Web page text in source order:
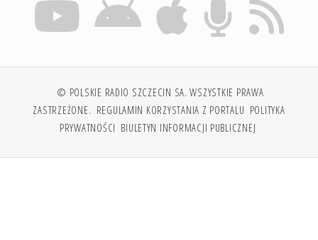
© POLSKIE RADIO SZCZECIN SA. WSZYSTKIE PRAWA
ZASTRZEŻONE. REGULAMIN KORZYSTANIA Z PORTALU POLITYKA
PRYWATNOŚCI BIULETYN INFORMACJI PUBLICZNEJ